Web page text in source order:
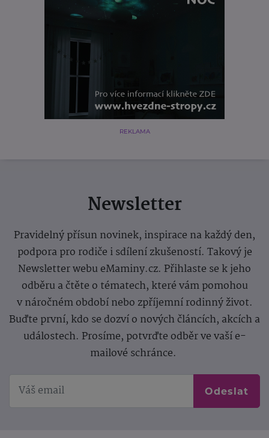
REKLAMA
Newsletter
Pravidelný přísun novinek, inspirace na každý den,
podpora pro rodiče i sdílení zkušeností. Takový je
Newsletter webu eMaminy.cz. Přihlaste se k jeho
odběru a čtěte o tématech, které vám pomohou
v náročném období nebo zpříjemní rodinný život.
Buďte první, kdo se dozví o nových článcích, akcích a
událostech. Prosíme, potvrďte odběr ve vaší e-
mailové schránce.
Odeslat